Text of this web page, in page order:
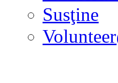
Susţine